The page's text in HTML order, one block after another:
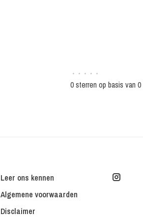
• • • • •
0 sterren op basis van
Leer ons kennen
Algemene voorwaarden
Disclaimer